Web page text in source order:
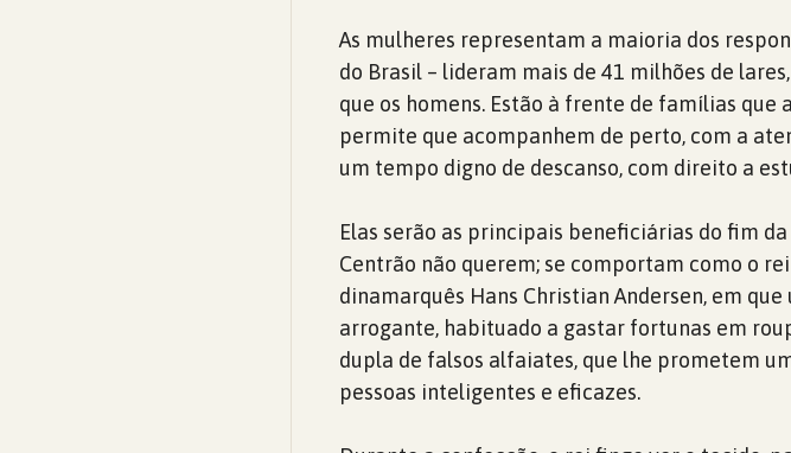
As mulheres representam a maioria dos
do Brasil – lideram mais de 41 milhões de
que os homens. Estão à frente de famílias que
permite que acompanhem de perto, com a
um tempo digno de descanso, com direito a
Elas serão as principais beneficiárias do fim
Centrão não querem; se comportam como o
dinamarquês Hans Christian Andersen, em
arrogante, habituado a gastar fortunas em
dupla de falsos alfaiates, que lhe prometem
pessoas inteligentes e eficazes.